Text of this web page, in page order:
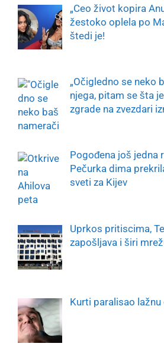
„Ceo život kopira
žestoko oplela po
štedi je!
„Očigledno se neko
njega, pitam se šta
zgrade na zvezdari
Pogođena još jedna
Pečurka dima
sveti za Kijev
Uprkos pritiscima,
zapošljava i širi
Kurti paralisao lažnu